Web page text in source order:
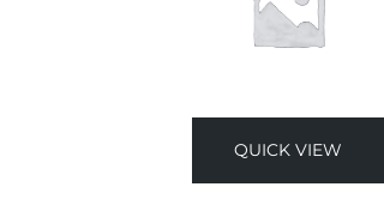
QUICK VIEW